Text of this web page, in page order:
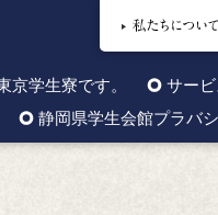
学生寮です。 サー
静岡県学生会館プラバ